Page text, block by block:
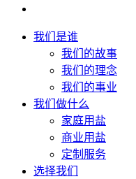
我们是谁
我们的故事
我们的理念
我们的事业
我们做什么
家庭用盐
商业用盐
定制服务
选择我们